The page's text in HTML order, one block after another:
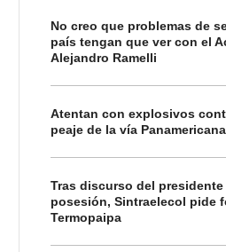
No creo que problemas de
país tengan que ver con el
Alejandro Ramelli
Atentan con explosivos
peaje de la vía
Tras discurso del presidente
posesión, Sintraelecol pide
Termopaipa